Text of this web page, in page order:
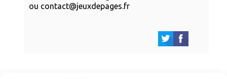
ou contact@jeuxdepages.fr